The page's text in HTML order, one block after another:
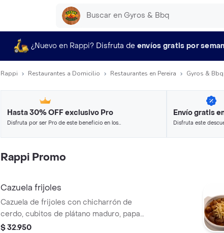
¿Nuevo en Rappi? Disfruta de envíos gratis por
Rappi Restaurantes a Domicilio Restaurantes en Pereira Gyros &
Hasta 30% OFF exclusivo Pro
Disfruta por ser Pro de este beneficio en los
Envío gratis
Disfruta este
Rappi Promo
Cazuela frijoles
Cazuela de frijoles con chicharrón de
cerdo, cubitos de plátano maduro, papa
ripio y trozos de pollo. acompañada de
$ 32.950